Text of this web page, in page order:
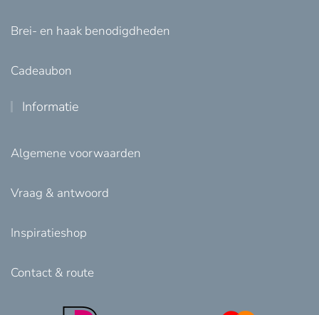
Brei- en haak benodigdheden
Cadeaubon
Informatie
Algemene voorwaarden
Vraag & antwoord
Inspiratieshop
Contact & route